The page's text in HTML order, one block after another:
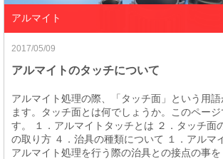
アルマイト
2017/05/09
アルマイトのタッチについて
アルマイト処理の際、「タッチ面」という用
ます。タッチ面とは何でしょうか。このペー
す。 １．アルマイトタッチとは ２．タッチ面
の取り方 ４．治具の種類について １．アルマ
アルマイト処理を行う際の治具との接点の事